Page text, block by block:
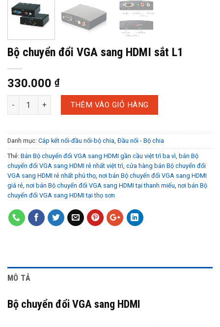
Bộ chuyển đổi VGA sang HDMI sắt L1
330.000 ₫
THÊM VÀO GIỎ HÀNG
Danh mục: Cáp kết nối-đầu nối-bộ chia Đầu nối - Bộ chia
Thẻ: Bán Bộ chuyển đổi VGA sang HDMI gần cầu việt trì ba vì bán Bộ
chuyển đổi VGA sang HDMI rẻ nhất việt trì cửa hàng bán Bộ chuyển đổi
VGA sang HDMI rẻ nhất phú thọ nơi bán Bộ chuyển đổi VGA sang HDMI
giá rẻ nơi bán Bộ chuyển đổi VGA sang HDMI tại thanh miếu nơi bán Bộ
chuyển đổi VGA sang HDMI tại thọ sơn
MÔ TẢ
Bộ chuyển đổi VGA sang HDMI